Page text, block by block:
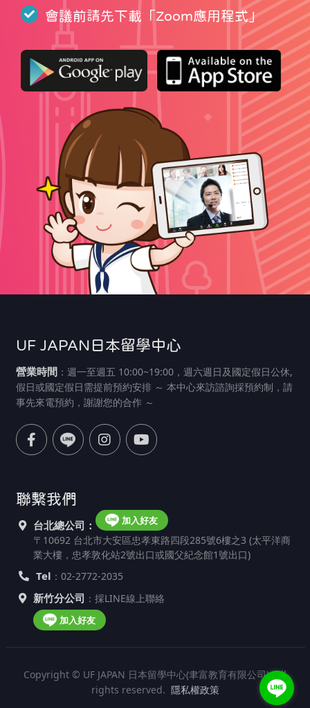
會議前請先下載「 Zoom應用程式」
UF JAPAN日本留學中心
營業時間 ：週一至週五 10:00~19:00，週六週日及國定假日公休,
假日或國定假日需提前預約安排 ～ 本中心來訪諮詢採預約制，請
事先來電預約，謝謝您的合作 ～
聯繫我們
台北總公司： 加入好友
〒10692 台北市大安區忠孝東路四段285號6樓之3 (太平洋商
業大樓，忠孝敦化站2號出口或國父紀念館1號出口)
Tel ：02-2772-2035
新竹分公司 ：採LINE線上聯絡
加入好友
Copyright © UF JAPAN 日本留學中心(聿富教育有限公司). All
rights reserved. 隱私權政策